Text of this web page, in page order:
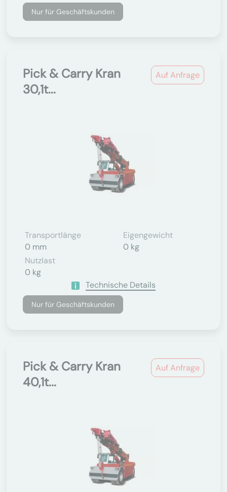
Nur für Geschäftskunden
Auf Anfrage
Pick & Carry Kran
30,1t...
Transportlänge
0 mm
Eigengewicht
0 kg
Nutzlast
0 kg
Technische Details
Nur für Geschäftskunden
Auf Anfrage
Pick & Carry Kran
40,1t...